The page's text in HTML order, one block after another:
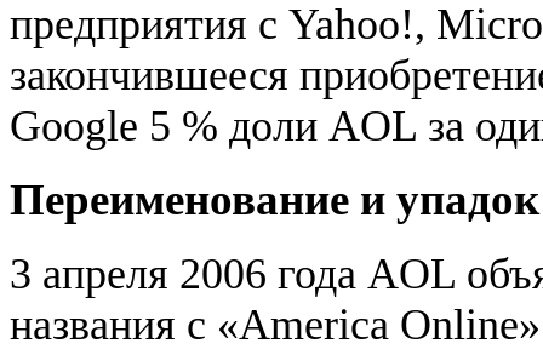
предприятия с Yahoo!,
закончившееся
Google 5 % доли AOL за
Переименование и
3 апреля 2006 года AOL
названия с «America